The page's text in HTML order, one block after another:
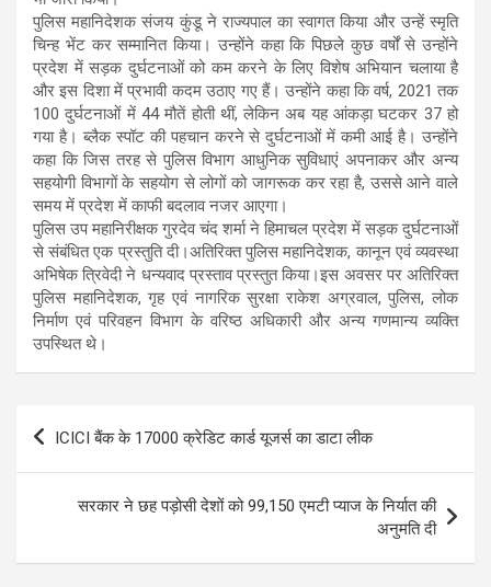
पुलिस महानिदेशक संजय कुंडू ने राज्यपाल का स्वागत किया और उन्हें स्मृति
चिन्ह भेंट कर सम्मानित किया। उन्होंने कहा कि पिछले कुछ वर्षों से उन्होंने
प्रदेश में सड़क दुर्घटनाओं को कम करने के लिए विशेष अभियान चलाया है
और इस दिशा में प्रभावी कदम उठाए गए हैं। उन्होंने कहा कि वर्ष, 2021 तक
100 दुर्घटनाओं में 44 मौतें होती थीं, लेकिन अब यह आंकड़ा घटकर 37 हो
गया है। ब्लैक स्पॉट की पहचान करने से दुर्घटनाओं में कमी आई है। उन्होंने
कहा कि जिस तरह से पुलिस विभाग आधुनिक सुविधाएं अपनाकर और अन्य
सहयोगी विभागों के सहयोग से लोगों को जागरूक कर रहा है, उससे आने वाले
समय में प्रदेश में काफी बदलाव नजर आएगा।
पुलिस उप महानिरीक्षक गुरदेव चंद शर्मा ने हिमाचल प्रदेश में सड़क दुर्घटनाओं
से संबंधित एक प्रस्तुति दी।अतिरिक्त पुलिस महानिदेशक, कानून एवं व्यवस्था
अभिषेक त्रिवेदी ने धन्यवाद प्रस्ताव प्रस्तुत किया।इस अवसर पर अतिरिक्त
पुलिस महानिदेशक, गृह एवं नागरिक सुरक्षा राकेश अग्रवाल, पुलिस, लोक
निर्माण एवं परिवहन विभाग के वरिष्ठ अधिकारी और अन्य गणमान्य व्यक्ति
उपस्थित थे।
Post
ICICI बैंक के 17000 क्रेडिट कार्ड यूजर्स का डाटा लीक
सरकार ने छह पड़ोसी देशों को 99,150 एमटी प्याज के निर्यात की
अनुमति दी